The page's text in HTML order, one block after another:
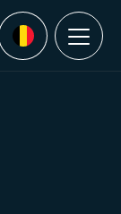
Languages
Menu